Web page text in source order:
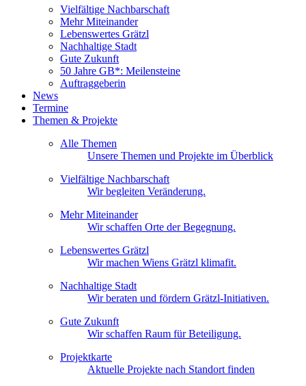
Vielfältige Nachbarschaft
Mehr Miteinander
Lebenswertes Grätzl
Nachhaltige Stadt
Gute Zukunft
50 Jahre GB*: Meilensteine
Auftraggeberin
News
Termine
Themen & Projekte
Alle Themen
Unsere Themen und Projekte im Überblick
Vielfältige Nachbarschaft
Wir begleiten Veränderung.
Mehr Miteinander
Wir schaffen Orte der Begegnung.
Lebenswertes Grätzl
Wir machen Wiens Grätzl klimafit.
Nachhaltige Stadt
Wir beraten und fördern Grätzl-Initiativen.
Gute Zukunft
Wir schaffen Raum für Beteiligung.
Projektkarte
Aktuelle Projekte nach Standort finden